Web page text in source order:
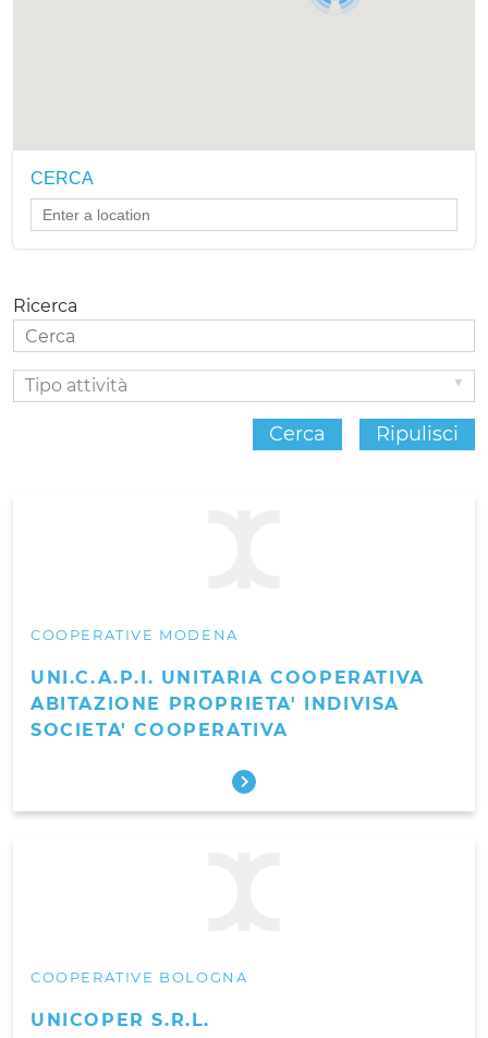
CERCA
COOPERATIVE MODENA
UNI.C.A.P.I. UNITARIA COOPERATIVA
ABITAZIONE PROPRIETA' INDIVISA
SOCIETA' COOPERATIVA
COOPERATIVE BOLOGNA
UNICOPER S.R.L.
Ricerca
Tipo
attività
Cerca Ripulisci